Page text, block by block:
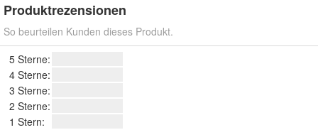
Produktrezensionen
So beurteilen Kunden dieses Produkt.
5 Sterne:
4 Sterne:
3 Sterne:
2 Sterne:
1 Stern: